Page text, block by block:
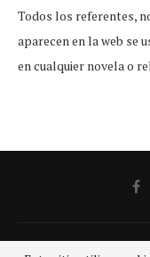
Todos los referentes,
aparecen en la web se
en cualquier novela o